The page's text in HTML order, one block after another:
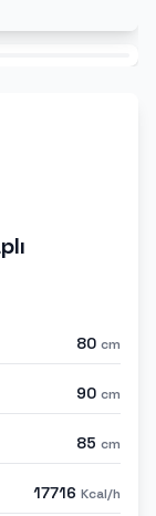
80 cm
90 cm
85 cm
17716 Kcal/h